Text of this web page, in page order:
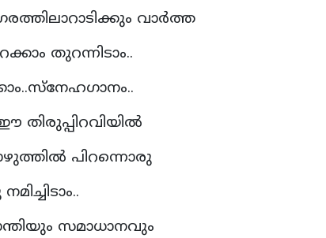
വാര്‍ത്ത
തുറന്നിടാം..
തിരുപ്പിറവിയില്‍
പിറന്നൊരു
സമാധാനവും